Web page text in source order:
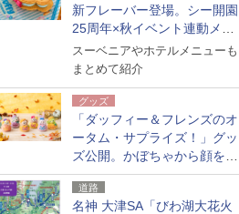
新フレーバー登場。シー開園
25周年×秋イベント連動メニ
ュー
スーベニアやホテルメニューも
まとめて紹介
グッズ
「ダッフィー＆フレンズのオ
ータム・サプライズ！」グッ
ズ公開。かぼちゃから顔をの
ぞかせたぬいぐるみチャーム
ほか
道路
名神 大津SA「びわ湖大花火